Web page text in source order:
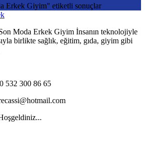
Erkek Giyim" etiketli sonuçlar
Moda Erkek Giyim İnsanın teknolojiyle
birlikte sağlık, eğitim, gıda, giyim gibi
532 300 86 65